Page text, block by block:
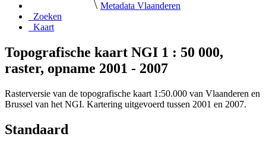
Metadata Vlaanderen
Zoeken
Kaart
Topografische kaart NGI 1 : 50 000,
raster, opname 2001 - 2007
Rasterversie van de topografische kaart 1:50.000 van Vlaanderen en
Brussel van het NGI. Kartering uitgevoerd tussen 2001 en 2007.
Standaard